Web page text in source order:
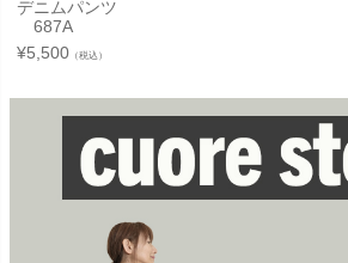
デニムパンツ
687A
¥5,500 （税込）